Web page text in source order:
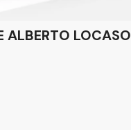
ALBERTO LOCASO